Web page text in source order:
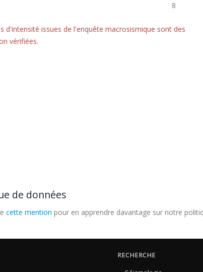
8
d'intensité issues de l'enquête macrosismique sont des
vérifiées.
de données
cette mention pour en apprendre davantage sur notre
RECHERCHE